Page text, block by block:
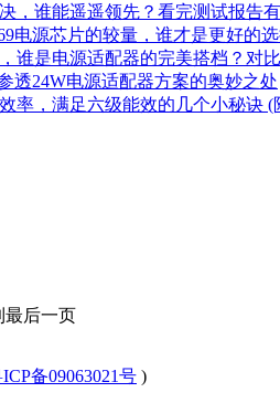
，谁能遥遥领先？看完测试报告
电源芯片的较量，谁才是更好的选
谁是电源适配器的完美搭档？对
透24W电源适配器方案的奥妙之处
率，满足六级能效的几个小秘诀 (
最后一页
备09063021号 )